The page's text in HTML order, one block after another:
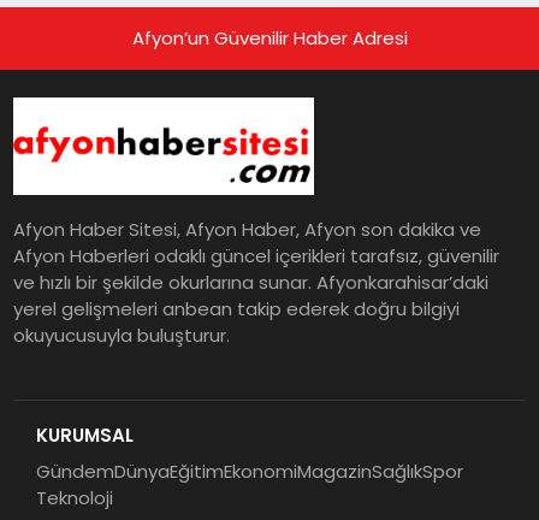
Afyon’un Güvenilir Haber Adresi
Afyon Haber Sitesi, Afyon Haber, Afyon son dakika ve
Afyon Haberleri odaklı güncel içerikleri tarafsız, güvenilir
ve hızlı bir şekilde okurlarına sunar. Afyonkarahisar’daki
yerel gelişmeleri anbean takip ederek doğru bilgiyi
okuyucusuyla buluşturur.
KURUMSAL
GündemDünyaEğitimEkonomiMagazinSağlıkSpor
Teknoloji